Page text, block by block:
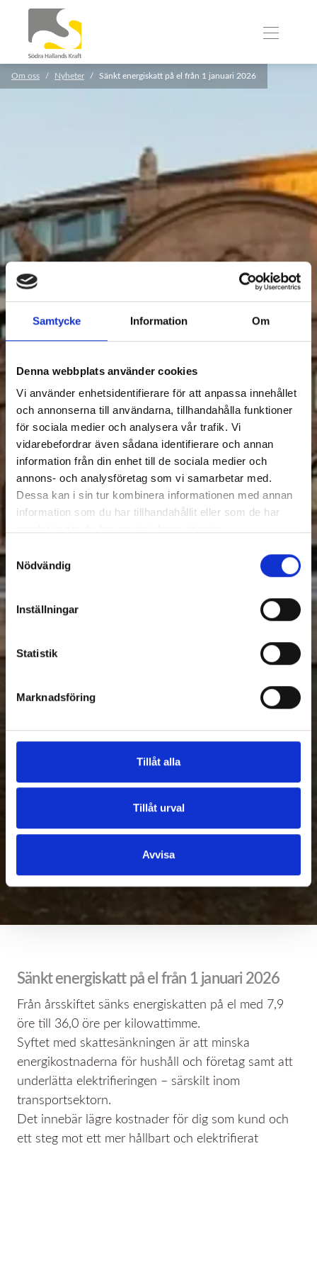
Samtycke Information Om
Denna webbplats använder cookies
Vi använder enhetsidentifierare för att anpassa innehållet
och annonserna till användarna, tillhandahålla funktioner
för sociala medier och analysera vår trafik. Vi
vidarebefordrar även sådana identifierare och annan
information från din enhet till de sociala medier och
annons- och analysföretag som vi samarbetar med.
Dessa kan i sin tur kombinera informationen med annan
information som du har tillhandahållit eller som de har
Samtyckesval
Nödvändig
Inställningar
Statistik
Marknadsföring
Tillåt alla
Tillåt urval
Avvisa
Om oss Nyheter Sänkt energiskatt på el från 1 januari 2026
Sänkt energiskatt på el från 1 januari 2026
Från årsskiftet sänks energiskatten på el med 7,9
öre till 36,0 öre per kilowattimme.
Syftet med skattesänkningen är att minska
energikostnaderna för hushåll och företag samt att
underlätta elektrifieringen – särskilt inom
transportsektorn.
Det innebär lägre kostnader för dig som kund och
ett steg mot ett mer hållbart och elektrifierat